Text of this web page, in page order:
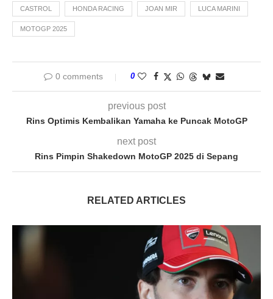
CASTROL HONDA RACING JOAN MIR LUCA MARINI
MOTOGP 2025
0 comments 0
previous post
Rins Optimis Kembalikan Yamaha ke Puncak MotoGP
next post
Rins Pimpin Shakedown MotoGP 2025 di Sepang
RELATED ARTICLES